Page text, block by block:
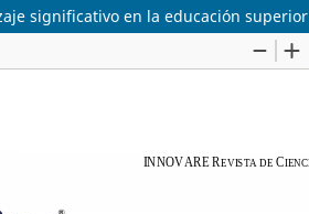
significativo en la educación superior